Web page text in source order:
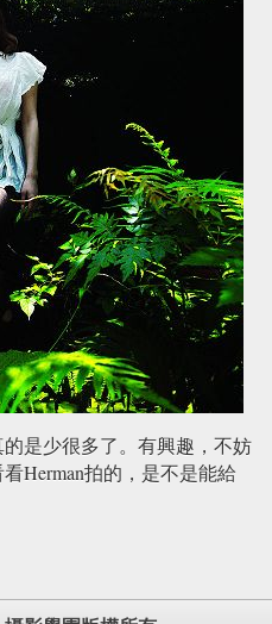
是少很多了。有興趣，不妨
Herman拍的，是不是能給